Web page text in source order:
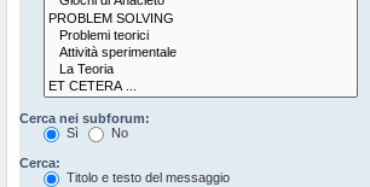
Cerca nei subforum:
Sì
No
Cerca:
Titolo e testo del messaggio